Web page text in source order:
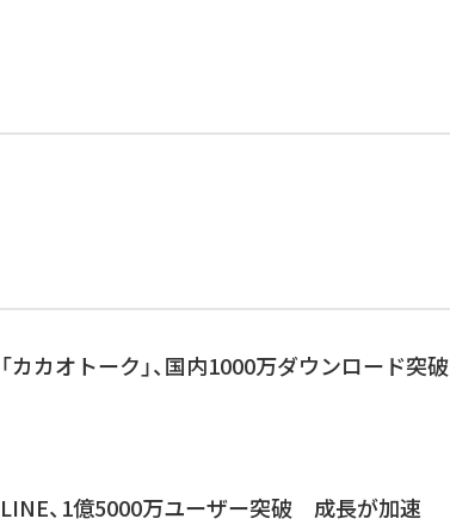
「カカオトーク」、国内1000万ダウンロード突破
LINE、1億5000万ユーザー突破 成長が加速